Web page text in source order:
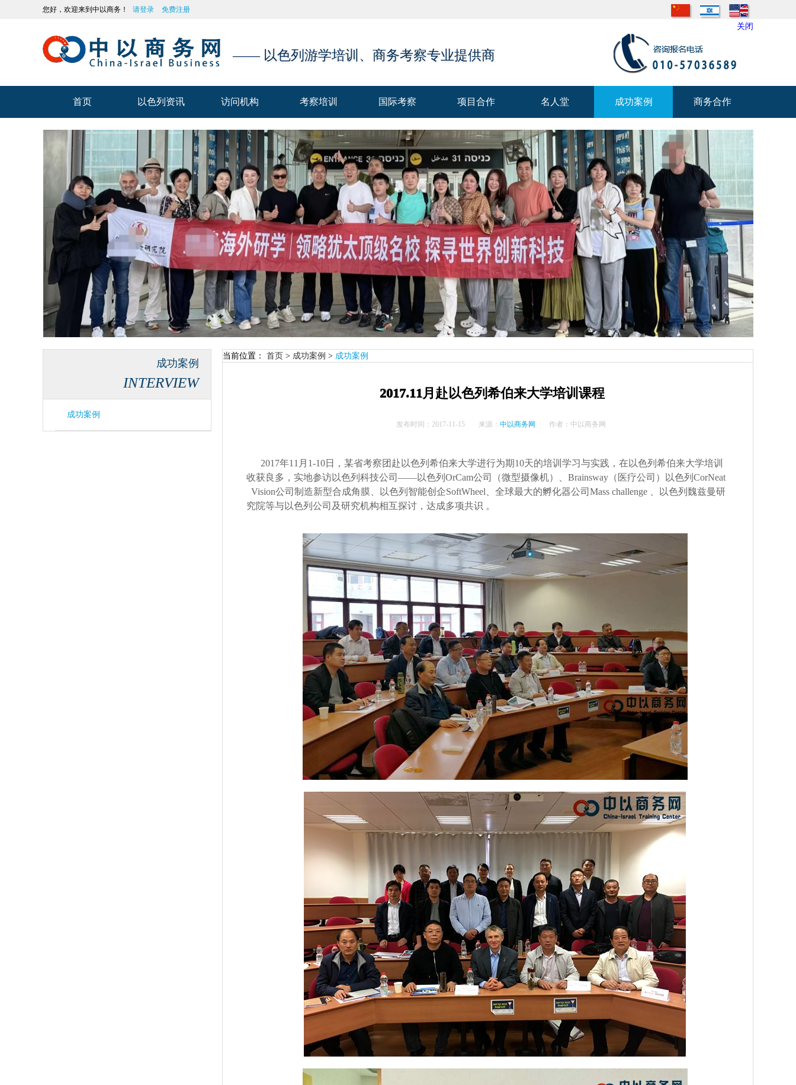
您好，欢迎来到中以商务！ 请登录 免费注册
关闭
—— 以色列游学培训、商务考察专业提供商
首页
首页
以色列资讯
以色列资讯
访问机构
访问机构
考察培训
考察培训
国际考察
国际考察
项目合作
项目合作
名人堂
名人堂
成功案例
成功案例
商务合作
商务合作
成功案例
INTERVIEW
成功案例
当前位置： 首页 > 成功案例 > 成功案例
2017.11月赴以色列希伯来大学培训课程
发布时间： 2017-11-15 来源： 中以商务网 作者： 中以商务网
2017年11月1-10日，某省考察团赴以色列希伯来大学进行为期10天的培训学习与实践，在以色列希伯来大学培训
收获良多，实地参访以色列科技公司——以色列OrCam公司（微型摄像机）、Brainsway（医疗公司）以色列CorNeat
Vision公司制造新型合成角膜、以色列智能创企SoftWheel、全球最大的孵化器公司Mass challenge 、以色列魏兹曼研
究院等与以色列公司及研究机构相互探讨，达成多项共识 。